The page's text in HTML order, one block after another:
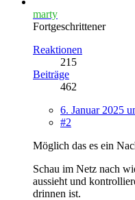
marty
Fortgeschrittener
Reaktionen
215
Beiträge
462
6. Januar 2025
#2
Möglich das es ein
Schau im Netz nach
aussieht und
drinnen ist.